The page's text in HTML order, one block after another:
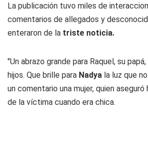
La publicación tuvo miles de
comentarios de allegados y
enteraron de la triste noticia.
"Un abrazo grande para Raquel, su
hijos. Que brille para Nadya la luz que
un comentario una mujer, quien
de la víctima cuando era chica.